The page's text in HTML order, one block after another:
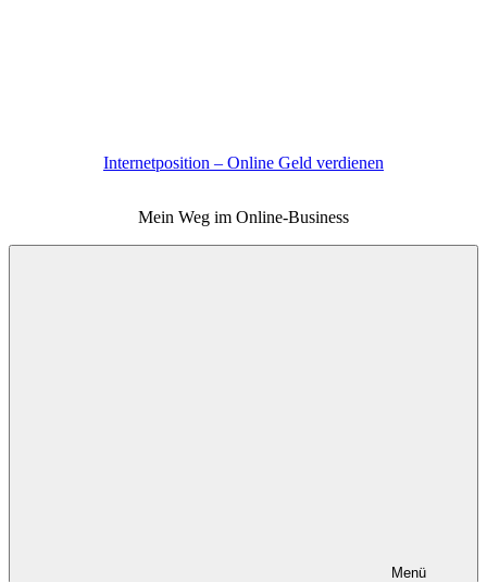
Internetposition – Online Geld verdienen
Mein Weg im Online-Business
Menü